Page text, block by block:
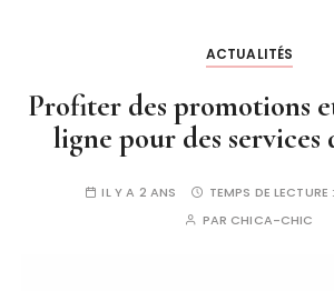
ACTUALITÉS
Profiter des promotions
ligne pour des services
IL Y A 2 ANS TEMPS DE LECTURE :
PAR CHICA-CHIC